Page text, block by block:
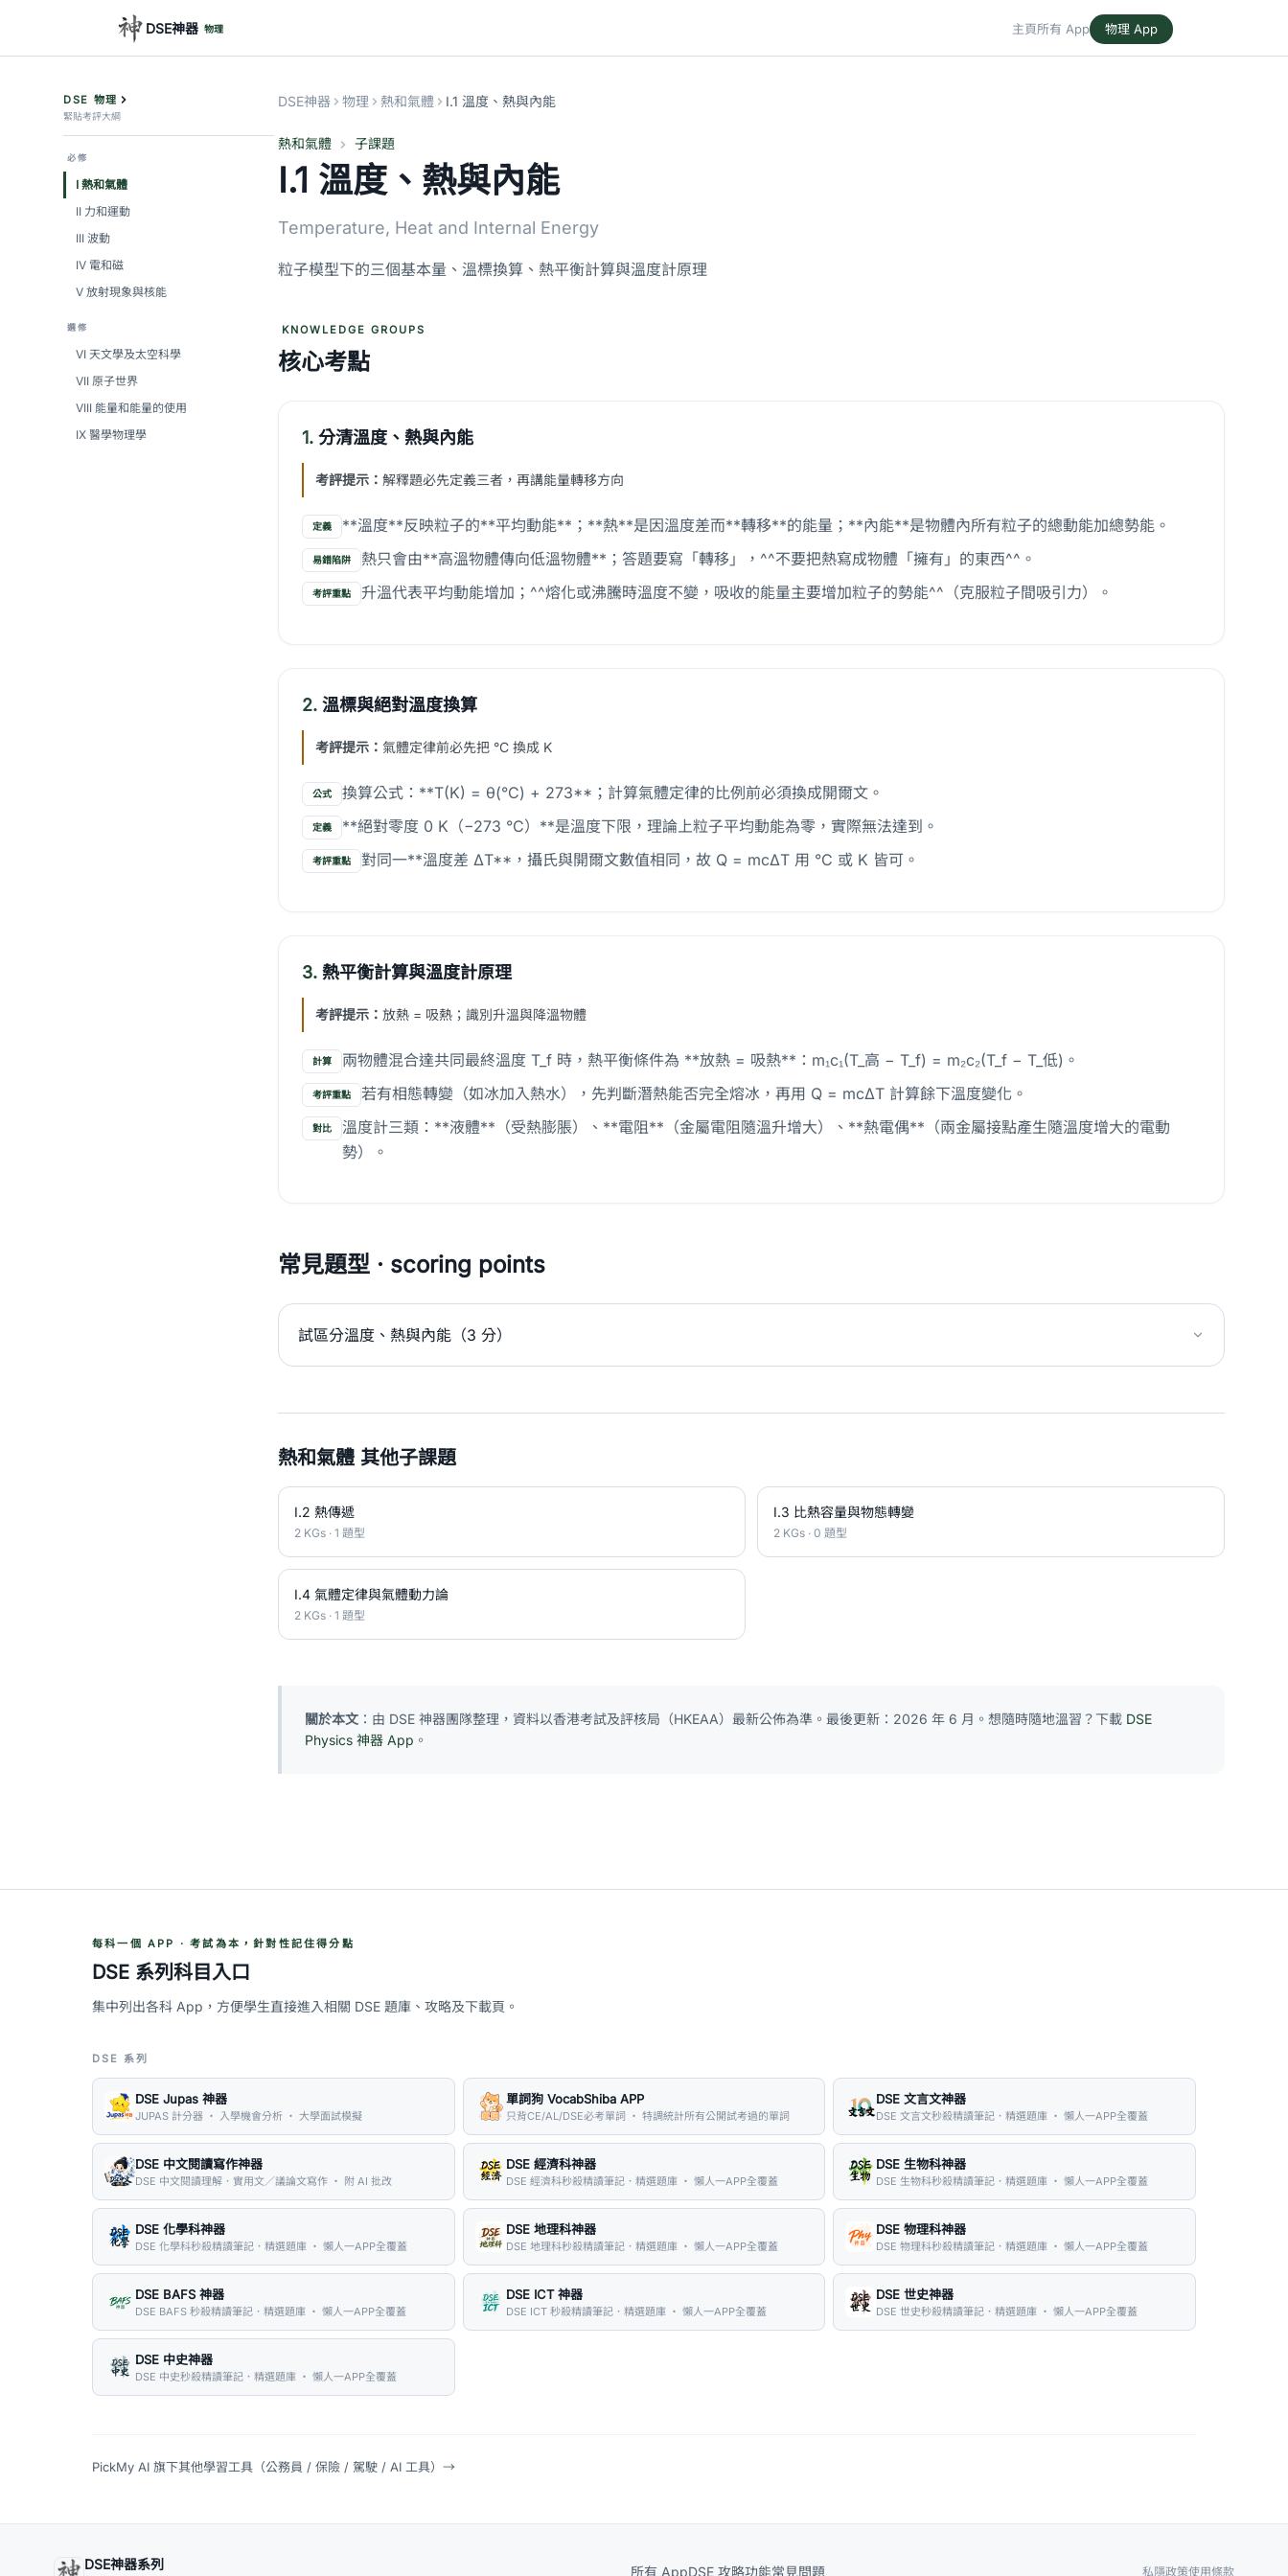
DSE神器 物理 主頁所有 App 物理 App
DSE 物理
緊貼考評大綱
必修
I 熱和氣體
II 力和運動
III 波動
IV 電和磁
V 放射現象與核能
選修
VI 天文學及太空科學
VII 原子世界
VIII 能量和能量的使用
IX 醫學物理學
DSE神器 物理 熱和氣體 I.1 溫度、熱與內能
熱和氣體 子課題
I.1 溫度、熱與內能
Temperature, Heat and Internal Energy
粒子模型下的三個基本量、溫標換算、熱平衡計算與溫度計原理
KNOWLEDGE GROUPS
核心考點
1. 分清溫度、熱與內能
考評提示： 解釋題必先定義三者，再講能量轉移方向
定義 **溫度**反映粒子的**平均動能**；**熱**是因溫度差而**轉移**的能量；**內能**是物體內所有粒子的總動能加總勢能。
易錯陷阱 熱只會由**高溫物體傳向低溫物體**；答題要寫「轉移」，^^不要把熱寫成物體「擁有」的東西^^。
考評重點 升溫代表平均動能增加；^^熔化或沸騰時溫度不變，吸收的能量主要增加粒子的勢能^^（克服粒子間吸引力）。
2. 溫標與絕對溫度換算
考評提示： 氣體定律前必先把 °C 換成 K
公式 換算公式：**T(K) = θ(°C) + 273**；計算氣體定律的比例前必須換成開爾文。
定義 **絕對零度 0 K（−273 °C）**是溫度下限，理論上粒子平均動能為零，實際無法達到。
考評重點 對同一**溫度差 ΔT**，攝氏與開爾文數值相同，故 Q = mcΔT 用 °C 或 K 皆可。
3. 熱平衡計算與溫度計原理
考評提示： 放熱 = 吸熱；識別升溫與降溫物體
計算 兩物體混合達共同最終溫度 T_f 時，熱平衡條件為 **放熱 = 吸熱**：m₁c₁(T_高 − T_f) = m₂c₂(T_f − T_低)。
考評重點 若有相態轉變（如冰加入熱水），先判斷潛熱能否完全熔冰，再用 Q = mcΔT 計算餘下溫度變化。
對比
溫度計三類：**液體**（受熱膨脹）、**電阻**（金屬電阻隨溫升增大）、**熱電偶**（兩金屬接點產生隨溫度增大的電動
勢）。
常見題型 · scoring points
試區分溫度、熱與內能（3 分）
熱和氣體 其他子課題
I.2 熱傳遞
2 KGs · 1 題型
I.3 比熱容量與物態轉變
2 KGs · 0 題型
I.4 氣體定律與氣體動力論
2 KGs · 1 題型
關於本文 ：由 DSE 神器團隊整理，資料以香港考試及評核局（HKEAA）最新公佈為準。最後更新：2026 年 6 月。想隨時隨地溫習？下載 DSE
Physics 神器 App 。
每科一個 APP · 考試為本，針對性記住得分點
DSE 系列科目入口
集中列出各科 App，方便學生直接進入相關 DSE 題庫、攻略及下載頁。
DSE 系列
DSE Jupas 神器
JUPAS 計分器 ・ 入學機會分析 ・ 大學面試模擬
單詞狗 VocabShiba APP
只背CE/AL/DSE必考單詞 ・ 特調統計所有公開試考過的單詞
DSE 文言文神器
DSE 文言文秒殺精讀筆記．精選題庫 ・ 懶人一APP全覆蓋
DSE 中文閱讀寫作神器
DSE 中文閱讀理解．實用文／議論文寫作 ・ 附 AI 批改
DSE 經濟科神器
DSE 經濟科秒殺精讀筆記．精選題庫 ・ 懶人一APP全覆蓋
DSE 生物科神器
DSE 生物科秒殺精讀筆記．精選題庫 ・ 懶人一APP全覆蓋
DSE 化學科神器
DSE 化學科秒殺精讀筆記．精選題庫 ・ 懶人一APP全覆蓋
DSE 地理科神器
DSE 地理科秒殺精讀筆記．精選題庫 ・ 懶人一APP全覆蓋
DSE 物理科神器
DSE 物理科秒殺精讀筆記．精選題庫 ・ 懶人一APP全覆蓋
DSE BAFS 神器
DSE BAFS 秒殺精讀筆記．精選題庫 ・ 懶人一APP全覆蓋
DSE ICT 神器
DSE ICT 秒殺精讀筆記．精選題庫 ・ 懶人一APP全覆蓋
DSE 世史神器
DSE 世史秒殺精讀筆記．精選題庫 ・ 懶人一APP全覆蓋
DSE 中史神器
DSE 中史秒殺精讀筆記．精選題庫 ・ 懶人一APP全覆蓋
PickMy AI 旗下其他學習工具（公務員 / 保險 / 駕駛 / AI 工具） →
DSE神器系列 所有 AppDSE 攻略功能常見問題 私隱政策使用條款